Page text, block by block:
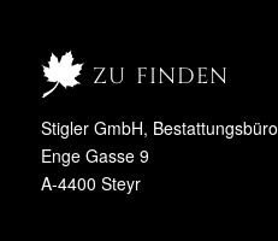
zu finden
Stigler GmbH, Bestattungsbüro
Enge Gasse 9
A-4400 Steyr